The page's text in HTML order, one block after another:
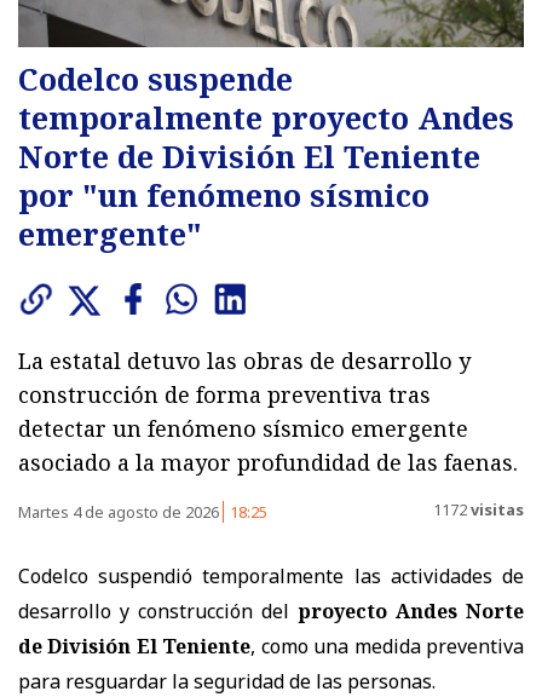
Codelco suspende
temporalmente proyecto Andes
Norte de División El Teniente
por "un fenómeno sísmico
emergente"
La estatal detuvo las obras de desarrollo y
construcción de forma preventiva tras
detectar un fenómeno sísmico emergente
asociado a la mayor profundidad de las faenas.
Martes 4 de agosto de 2026 18:25 1172visitas
Codelco suspendió temporalmente las actividades de
desarrollo y construcción del proyecto Andes Norte
de División El Teniente, como una medida preventiva
para resguardar la seguridad de las personas.